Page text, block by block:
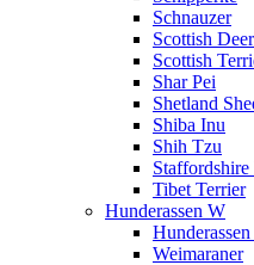
Schnauzer
Scottish
Scottish
Shar Pei
Shetland
Shiba Inu
Shih Tzu
Tibet Terrier
Hunderassen W
Weimaraner